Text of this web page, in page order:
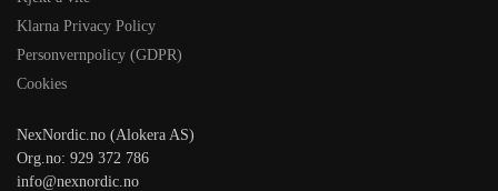
Klarna Privacy Policy
Personvernpolicy (GDPR)
Cookies
NexNordic.no (Alokera AS)
Org.no: 929 372 786
info@nexnordic.no